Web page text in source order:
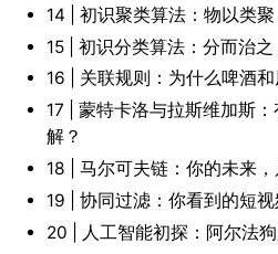
14 | 初识聚类算法：物以类
15 | 初识分类算法：分而治
16 | 关联规则：为什么啤酒
17 | 蒙特卡洛与拉斯维加斯
解？
18 | 马尔可夫链：你的未来
19 | 协同过滤：你看到的短
20 | 人工智能初探：阿尔法狗